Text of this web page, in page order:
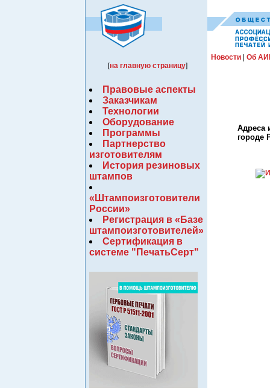
[на главную страницу]
Новости Об
Правовые аспекты
Заказчикам
Технологии
Оборудование
Программы
Партнерство
изготовителям
История резиновых
штампов
«Штампоизготовители
России»
Регистрация в «Базе
штампоизготовителей»
Сертификация в
системе "ПечатьСерт"
Адреса
городе